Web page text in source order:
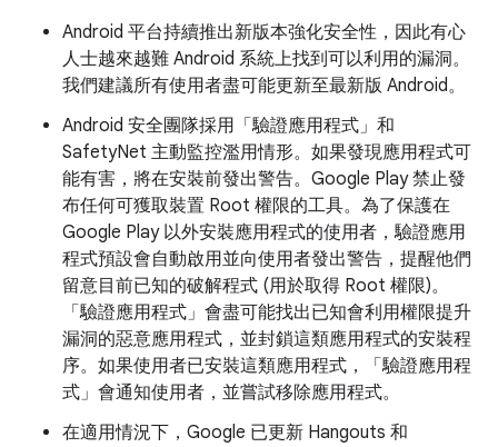
Android 平台持續推出新版本強化安全性，因此有心
人士越來越難 Android 系統上找到可以利用的漏洞。
我們建議所有使用者盡可能更新至最新版 Android。
Android 安全團隊採用「驗證應用程式」和
SafetyNet 主動監控濫用情形。如果發現應用程式可
能有害，將在安裝前發出警告。Google Play 禁止發
布任何可獲取裝置 Root 權限的工具。為了保護在
Google Play 以外安裝應用程式的使用者，驗證應用
程式預設會自動啟用並向使用者發出警告，提醒他們
留意目前已知的破解程式 (用於取得 Root 權限)。
「驗證應用程式」會盡可能找出已知會利用權限提升
漏洞的惡意應用程式，並封鎖這類應用程式的安裝程
序。如果使用者已安裝這類應用程式，「驗證應用程
式」會通知使用者，並嘗試移除應用程式。
在適用情況下，Google 已更新 Hangouts 和